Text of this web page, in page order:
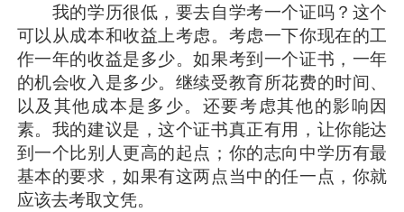
我的学历很低，要去自学考一个证吗？这个
可以从成本和收益上考虑。考虑一下你现在的工
作一年的收益是多少。如果考到一个证书，一年
的机会收入是多少。继续受教育所花费的时间、
以及其他成本是多少。还要考虑其他的影响因
素。我的建议是，这个证书真正有用，让你能达
到一个比别人更高的起点；你的志向中学历有最
基本的要求，如果有这两点当中的任一点，你就
应该去考取文凭。